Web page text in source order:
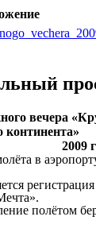
вечера
континента»
в
берёт